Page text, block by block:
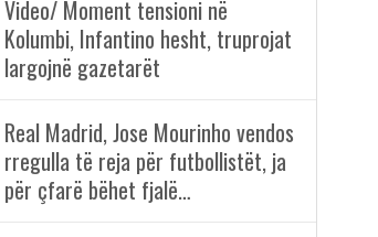
Video/ Moment tensioni në
Kolumbi, Infantino hesht, truprojat
largojnë gazetarët
Real Madrid, Jose Mourinho vendos
rregulla të reja për futbollistët, ja
për çfarë bëhet fjalë…